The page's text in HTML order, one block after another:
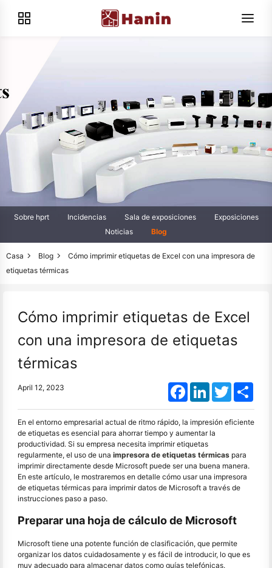
Sobre hprt Incidencias Sala de exposiciones
Exposiciones
Noticias
Blog
Casa Blog
Cómo imprimir etiquetas de Excel con una impresora de
etiquetas térmicas
Cómo imprimir etiquetas de Excel
con una impresora de etiquetas
térmicas
April 12, 2023 FacebookLinkedInTwitter
En el entorno empresarial actual de ritmo rápido, la impresión eficiente
de etiquetas es esencial para ahorrar tiempo y aumentar la
productividad. Si su empresa necesita imprimir etiquetas
regularmente, el uso de una impresora de etiquetas térmicas para
imprimir directamente desde Microsoft puede ser una buena manera.
En este artículo, le mostraremos en detalle cómo usar una impresora
de etiquetas térmicas para imprimir datos de Microsoft a través de
instrucciones paso a paso.
Preparar una hoja de cálculo de Microsoft
Microsoft tiene una potente función de clasificación, que permite
organizar los datos cuidadosamente y es fácil de introducir, lo que es
muy adecuado para almacenar datos como guías telefónicas.